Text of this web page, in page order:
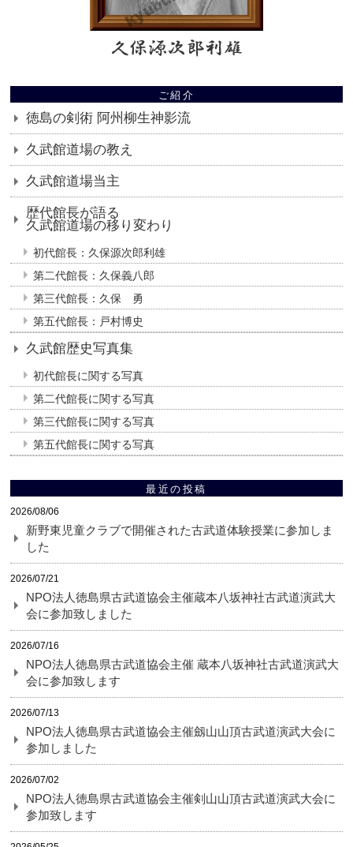
ご紹介
徳島の剣術 阿州柳生神影流
久武館道場の教え
久武館道場当主
歴代館長が語る
久武館道場の移り変わり
初代館長：久保源次郎利雄
第二代館長：久保義八郎
第三代館長：久保 勇
第五代館長：戸村博史
久武館歴史写真集
初代館長に関する写真
第二代館長に関する写真
第三代館長に関する写真
第五代館長に関する写真
最近の投稿
2026/08/06
新野東児童クラブで開催された古武道体験授業に参加しま
した
2026/07/21
NPO法人徳島県古武道協会主催蔵本八坂神社古武道演武大
会に参加致しました
2026/07/16
NPO法人徳島県古武道協会主催 蔵本八坂神社古武道演武大
会に参加致します
2026/07/13
NPO法人徳島県古武道協会主催劔山山頂古武道演武大会に
参加しました
2026/07/02
NPO法人徳島県古武道協会主催剣山山頂古武道演武大会に
参加致します